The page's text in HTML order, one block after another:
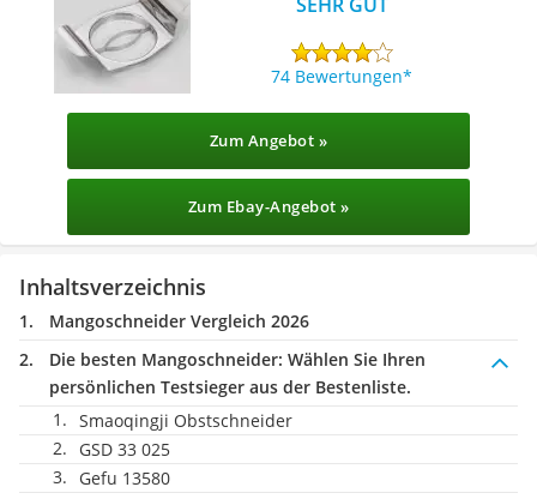
74 Bewertungen
Zum Angebot »
Zum Ebay-Angebot »
Inhaltsverzeichnis
Mangoschneider Vergleich 2026
Die besten Mangoschneider: Wählen Sie Ihren
persönlichen Testsieger aus der Bestenliste.
Smaoqingji Obstschneider
GSD 33 025
Gefu 13580